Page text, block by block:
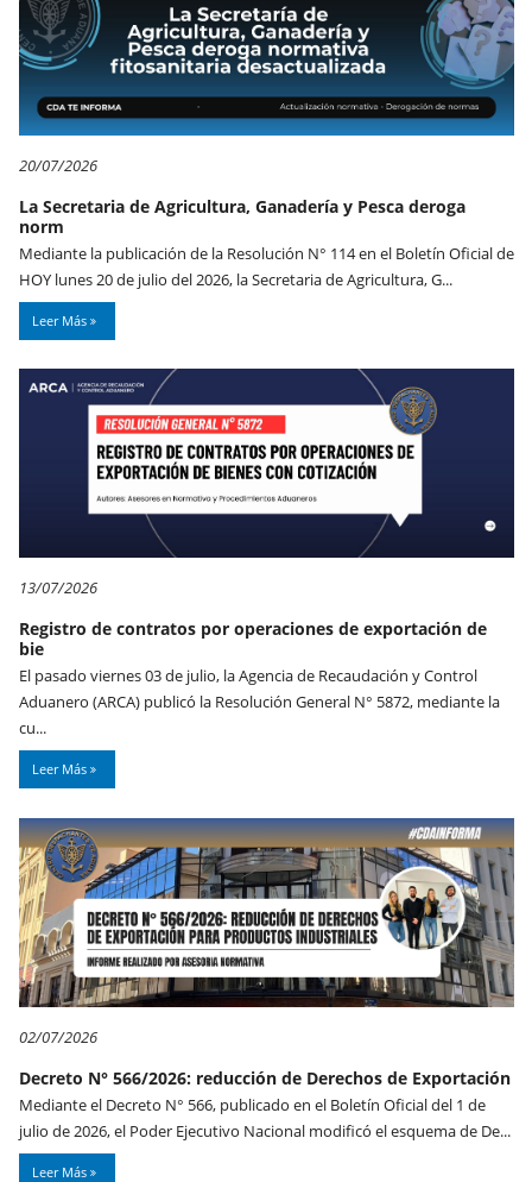
20/07/2026
La Secretaria de Agricultura, Ganadería y Pesca deroga
norm
Mediante la publicación de la Resolución N° 114 en el Boletín Oficial de
HOY lunes 20 de julio del 2026, la Secretaria de Agricultura, G...
Leer Más
13/07/2026
Registro de contratos por operaciones de exportación de
bie
El pasado viernes 03 de julio, la Agencia de Recaudación y Control
Aduanero (ARCA) publicó la Resolución General N° 5872, mediante la
cu...
Leer Más
02/07/2026
Decreto N° 566/2026: reducción de Derechos de Exportación
Mediante el Decreto N° 566, publicado en el Boletín Oficial del 1 de
julio de 2026, el Poder Ejecutivo Nacional modificó el esquema de De...
Leer Más